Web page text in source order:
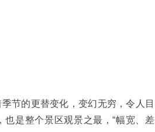
节的更替变化，变幻无穷，令人目
也是整个景区观景之最，“幅宽、差